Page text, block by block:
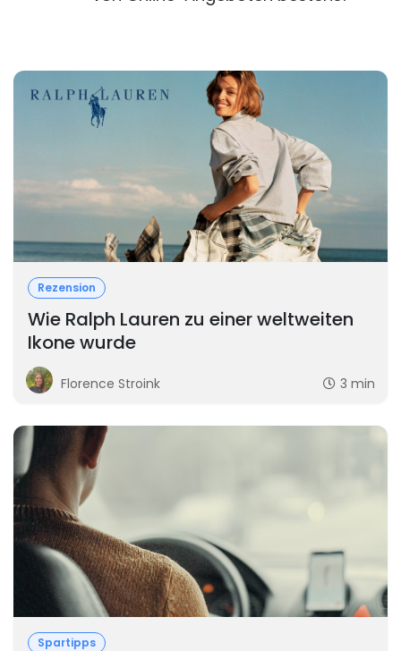
Rezension
Wie Ralph Lauren zu einer weltweiten
Ikone wurde
Florence Stroink 3 min
Spartipps